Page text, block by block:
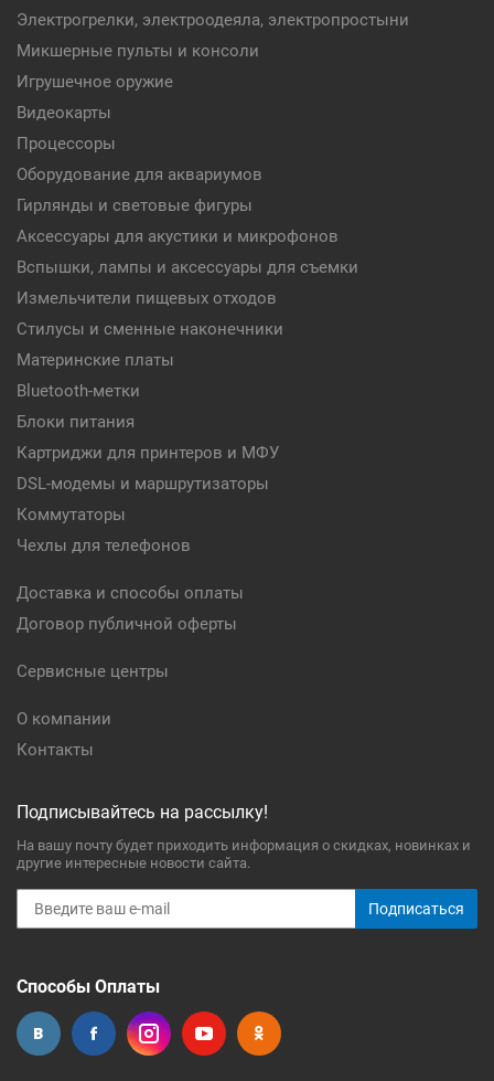
Электрогрелки, электроодеяла, электропростыни
Микшерные пульты и консоли
Игрушечное оружие
Видеокарты
Процессоры
Оборудование для аквариумов
Гирлянды и световые фигуры
Аксессуары для акустики и микрофонов
Вспышки, лампы и аксессуары для съемки
Измельчители пищевых отходов
Стилусы и сменные наконечники
Материнские платы
Bluetooth-метки
Блоки питания
Картриджи для принтеров и МФУ
DSL-модемы и маршрутизаторы
Коммутаторы
Чехлы для телефонов
Доставка и способы оплаты
Договор публичной оферты
Сервисные центры
О компании
Контакты
Подписывайтесь на рассылку!
На вашу почту будет приходить информация о скидках, новинках и
другие интересные новости сайта.
Подписаться
Способы Оплаты